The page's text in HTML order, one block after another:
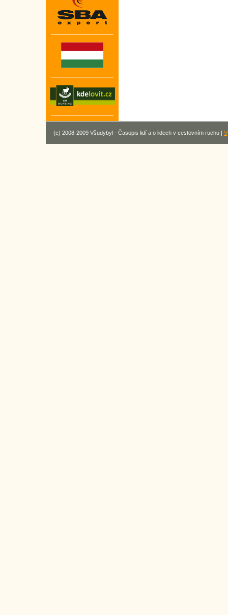
(c) 2008-2009 Všudybyl - Časopis lidí a o lidech v cestovním ruchu |